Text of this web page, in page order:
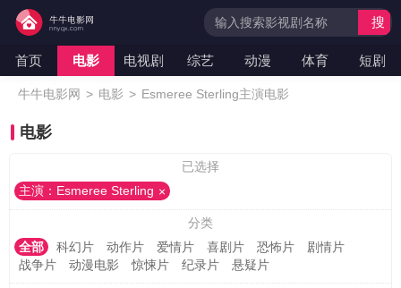
首页 电影 电视剧 综艺 动漫 体育 短剧
搜
牛牛电影网 > 电影 > Esmeree Sterling主演电影
电影
已选择
主演：Esmeree Sterling
分类
全部
科幻片 动作片 爱情片 喜剧片 恐怖片
剧情片
战争片
动漫电影 惊悚片 纪录片 悬疑片